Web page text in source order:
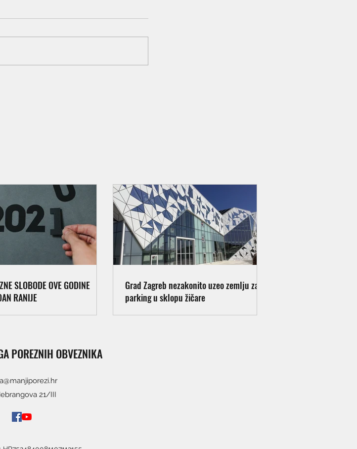
SLOBODE OVE GODINE
RANIJE
Grad Zagreb nezakonito uzeo zemlju za
parking u sklopu žičare
POREZNIH OBVEZNIKA
21/III